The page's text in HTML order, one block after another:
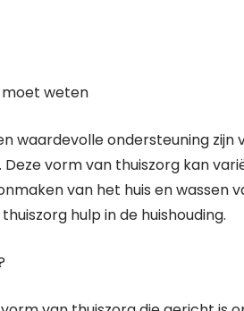
moet weten
waardevolle ondersteuning
vorm van thuiszorg kan
van het huis en wassen
hulp in de huishouding.